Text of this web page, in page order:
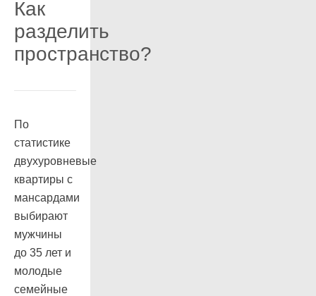
Как
разделить
пространство?
По
статистике
двухуровневые
квартиры с
мансардами
выбирают
мужчины
до 35 лет и
молодые
семейные